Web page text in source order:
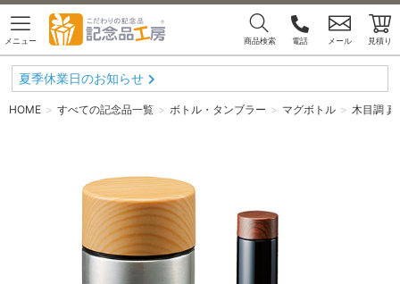
メニュー 商品検索 電話 メール 見積り
夏季休業日のお知らせ
HOME すべての記念品一覧 ボトル・タンブラー マグボトル 木目調